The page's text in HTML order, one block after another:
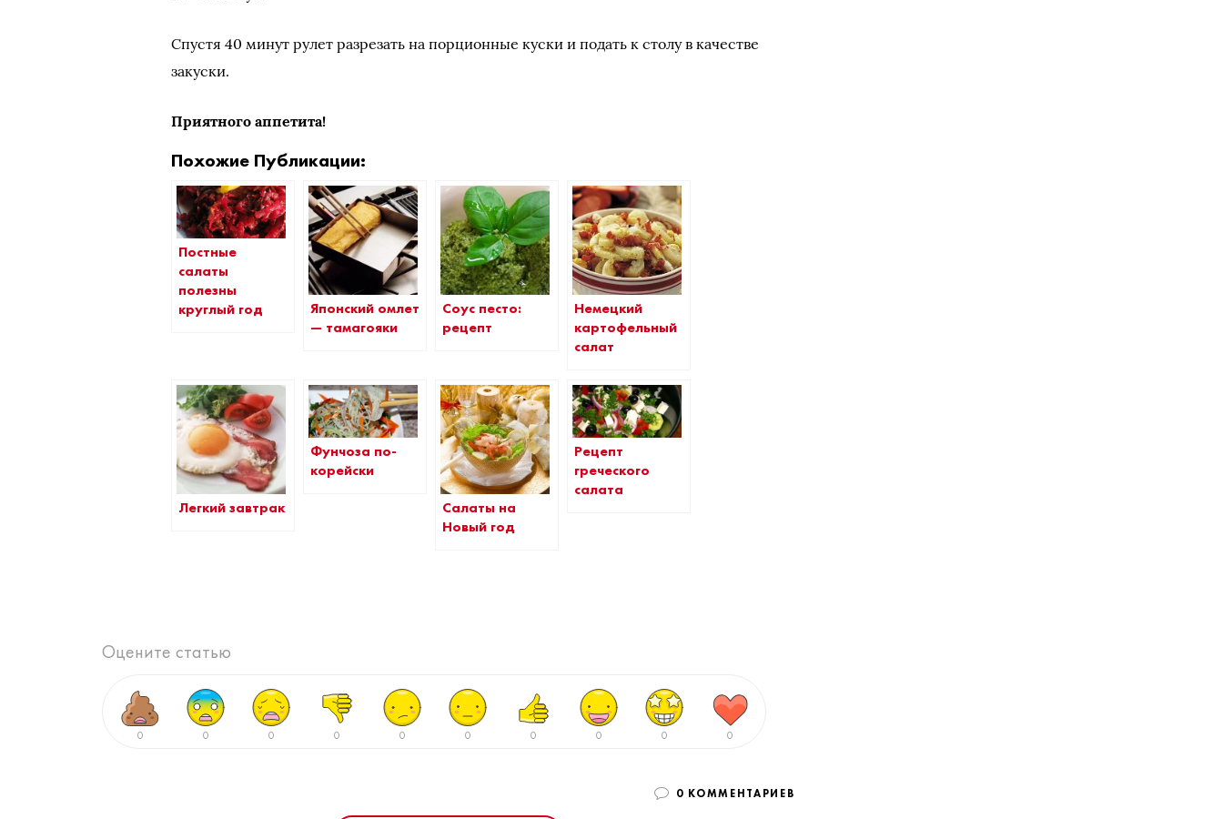
Спустя 40 минут рулет разрезать на порционные куски и подать к столу в качестве
закуски.
Приятного аппетита!
Похожие Публикации:
Постные
салаты
полезны
круглый год
Японский омлет
— тамагояки
Соус песто:
рецепт
Немецкий
картофельный
салат
Легкий завтрак
Фунчоза по-
корейски
Салаты на
Новый год
Рецепт
греческого
салата
Оцените статью
0 0 0 0 0 0 0 0 0 0
0 КОММЕНТАРИЕВ